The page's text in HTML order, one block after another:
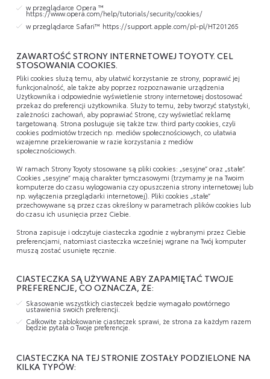
w przeglądarce Opera ™
https://www.opera.com/help/tutorials/security/cookies/
w przeglądarce Safari™ https://support.apple.com/pl-pl/HT201265
ZAWARTOŚĆ STRONY INTERNETOWEJ TOYOTY. CEL
STOSOWANIA COOKIES.
Pliki cookies służą temu, aby ułatwić korzystanie ze strony, poprawić jej
funkcjonalność, ale także aby poprzez rozpoznawanie urządzenia
Użytkownika i odpowiednie wyświetlenie strony internetowej dostosować
przekaz do preferencji użytkownika. Służy to temu, żeby tworzyć statystyki,
zależności zachowań, aby poprawiać Stronę, czy wyświetlać reklamę
targetowaną. Strona posługuje się także tzw. third party cookies, czyli
cookies podmiotów trzecich np. mediów społecznościowych, co ułatwia
wzajemne przekierowanie w razie korzystania z mediów
społecznościowych.
W ramach Strony Toyoty stosowane są pliki cookies: „sesyjne” oraz „stałe”.
Cookies „sesyjne” mają charakter tymczasowymi (trzymamy je na Twoim
komputerze do czasu wylogowania czy opuszczenia strony internetowej lub
np. wyłączenia przeglądarki internetowej). Pliki cookies „stałe”
przechowywane są przez czas określony w parametrach plików cookies lub
do czasu ich usunięcia przez Ciebie.
Strona zapisuje i odczytuje ciasteczka zgodnie z wybranymi przez Ciebie
preferencjami, natomiast ciasteczka wcześniej wgrane na Twój komputer
muszą zostać usunięte ręcznie.
CIASTECZKA SĄ UŻYWANE ABY ZAPAMIĘTAĆ TWOJE
PREFERENCJE, CO OZNACZA, ŻE:
Skasowanie wszystkich ciasteczek będzie wymagało powtórnego
ustawienia swoich preferencji.
Całkowite zablokowanie ciasteczek sprawi, że strona za każdym razem
będzie pytała o Twoje preferencje.
CIASTECZKA NA TEJ STRONIE ZOSTAŁY PODZIELONE NA
KILKA TYPÓW: